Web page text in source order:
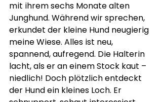
mit ihrem sechs Monate alten
Junghund. Während wir sprechen,
erkundet der kleine Hund neugierig
meine Wiese. Alles ist neu,
spannend, aufregend. Die Halterin
lacht, als er an einem Stock kaut –
niedlich! Doch plötzlich entdeckt
der Hund ein kleines Loch. Er